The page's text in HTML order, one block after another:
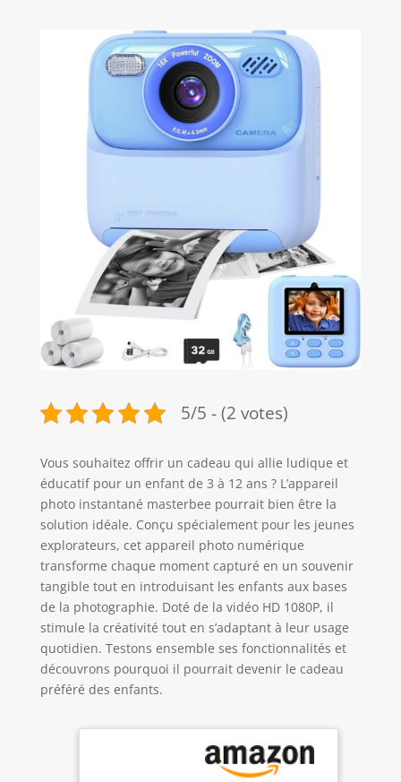
5/5 - (2 votes)
Vous souhaitez offrir un cadeau qui allie ludique et
éducatif pour un enfant de 3 à 12 ans ? L’appareil
photo instantané masterbee pourrait bien être la
solution idéale. Conçu spécialement pour les jeunes
explorateurs, cet appareil photo numérique
transforme chaque moment capturé en un souvenir
tangible tout en introduisant les enfants aux bases
de la photographie. Doté de la vidéo HD 1080P, il
stimule la créativité tout en s’adaptant à leur usage
quotidien. Testons ensemble ses fonctionnalités et
découvrons pourquoi il pourrait devenir le cadeau
préféré des enfants.